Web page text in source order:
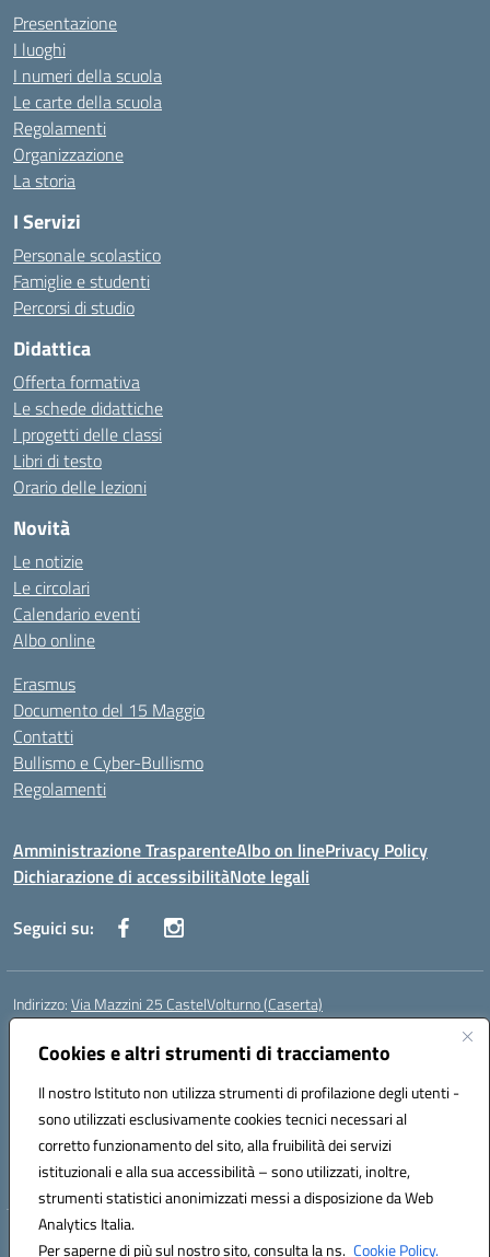
Cookies e altri strumenti di tracciamento
Il nostro Istituto non utilizza strumenti di profilazione degli utenti -
sono utilizzati esclusivamente cookies tecnici necessari al
corretto funzionamento del sito, alla fruibilità dei servizi
istituzionali e alla sua accessibilità – sono utilizzati, inoltre,
strumenti statistici anonimizzati messi a disposizione da Web
Analytics Italia.
Per saperne di più sul nostro sito, consulta la ns. Cookie Policy.
Presentazione
I luoghi
I numeri della scuola
Le carte della scuola
Regolamenti
Organizzazione
La storia
I Servizi
Personale scolastico
Famiglie e studenti
Percorsi di studio
Didattica
Offerta formativa
Le schede didattiche
I progetti delle classi
Libri di testo
Orario delle lezioni
Novità
Le notizie
Le circolari
Calendario eventi
Albo online
Erasmus
Documento del 15 Maggio
Contatti
Bullismo e Cyber-Bullismo
Regolamenti
Amministrazione TrasparenteAlbo on linePrivacy Policy
Dichiarazione di accessibilitàNote legali
Seguici su:
Indirizzo:Via Mazzini 25 CastelVolturno (Caserta)
Centralino:
Posta elettronica certificata (PEC):ceis014005@pec.istruzione.it
Codice fiscale: 93063510619
Codice meccanografico:CEIS014005
Codice Indice delle Pubbliche Amministrazioni (IPA): istsc_ceis014005
Codice unico di fatturazione (CUF): UOU8EW
Hosting & Powered by 3D Solution S.r.l.